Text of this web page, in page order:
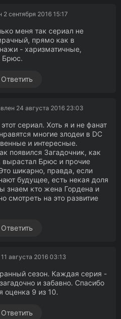
2 сентября 2016 15:17
меня так сериал не
прямо как в
- харизматичные,
Брюс.
Ответить
24 августа 2016 23:03
сериал. Хоть я и не фанат
многие злодеи в DC
и интересные.
появился Загадочник, как
вырастал Брюс и прочие
шикарно, правда, если
будущее, есть некая доля
знаем кто жена Гордена и
смотреть на это развитие
Ответить
августа 2016 03:13
сезон. Каждая серия -
и забавно. Спасибо
9 из 10.
Ответить